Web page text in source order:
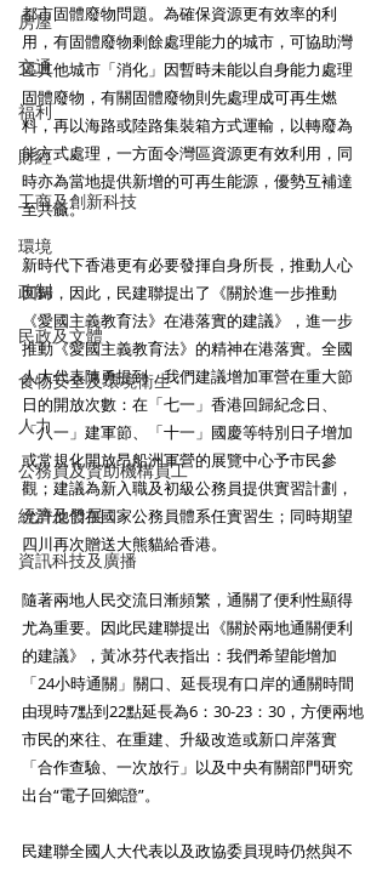
房屋
交通
福利
財經
工商及創新科技
環境
政制
民政及文體
食物安全及環境衛生
人力
公務員及資助機構員工
經濟及發展
資訊科技及廣播
都市固體廢物問題。為確保資源更有效率的利
用，有固體廢物剩餘處理能力的城市，可協助灣
區其他城市「消化」因暫時未能以自身能力處理
固體廢物，有關固體廢物則先處理成可再生燃
料，再以海路或陸路集裝箱方式運輸，以轉廢為
能方式處理，一方面令灣區資源更有效利用，同
時亦為當地提供新增的可再生能源，優勢互補達
至共贏。
新時代下香港更有必要發揮自身所長，推動人心
回歸，因此，民建聯提出了《關於進一步推動
《愛國主義教育法》在港落實的建議》，進一步
推動《愛國主義教育法》的精神在港落實。全國
人大代表陳勇提到，我們建議增加軍營在重大節
日的開放次數：在「七一」香港回歸紀念日、
「八一」建軍節、「十一」國慶等特別日子增加
或常規化開放昂船洲軍營的展覽中心予市民參
觀；建議為新入職及初級公務員提供實習計劃，
允許他們在國家公務員體系任實習生；同時期望
四川再次贈送大熊貓給香港。
隨著兩地人民交流日漸頻繁，通關了便利性顯得
尤為重要。因此民建聯提出《關於兩地通關便利
的建議》，黃冰芬代表指出：我們希望能增加
「24小時通關」關口、延長現有口岸的通關時間
由現時7點到22點延長為6：30-23：30，方便兩地
市民的來往、在重建、升級改造或新口岸落實
「合作查驗、一次放行」以及中央有關部門研究
出台“電子回鄉證”。
民建聯全國人大代表以及政協委員現時仍然與不